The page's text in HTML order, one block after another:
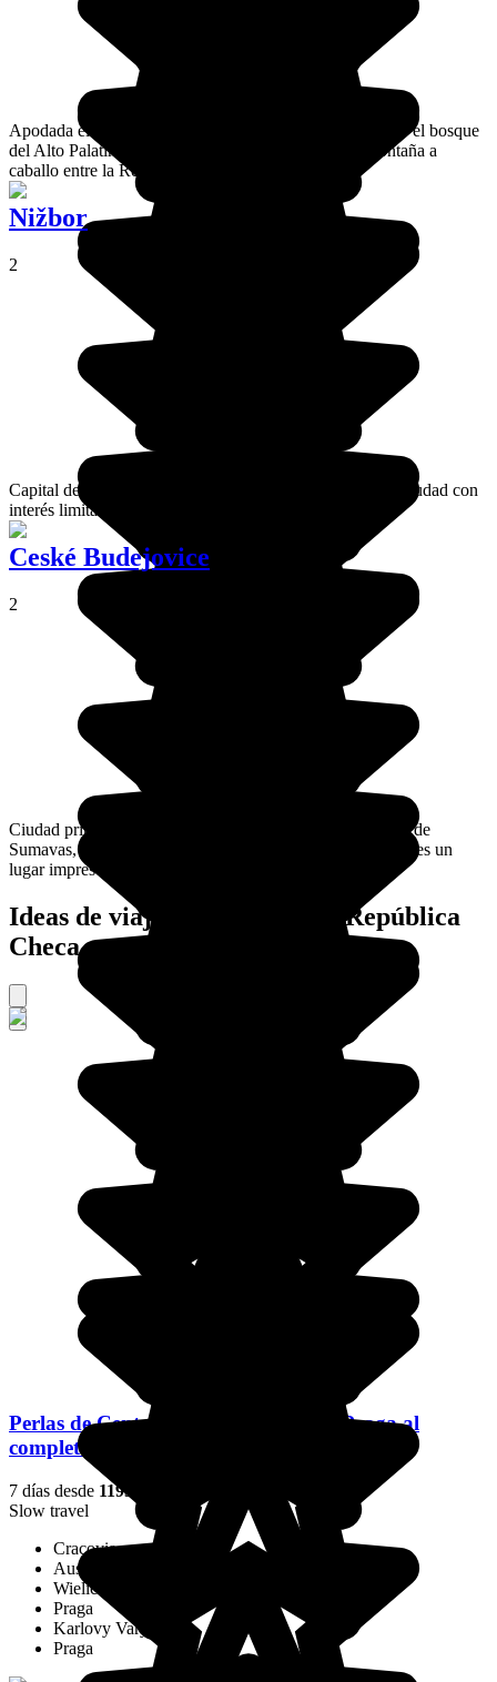
Apodada el bosque de Bohemia en checo, o denominado el bosque
del Alto Palatinado, Cesky es una región de media montaña a
caballo entre la República Checa y Alemania.
Nižbor
2
Capital del cristal de Bohemia, Nizbor es una agradable ciudad con
interés limitado, a no ser el de su fábrica de cristal.
Ceské Budejovice
2
Ciudad principal del sur del país, a la entrada de la región de
Sumavas, Ceské Budejovice es muy agradable, si bien no es un
lugar imprescindible.
Ideas de viajes organizados a República
Checa
Perlas de Centroeuropa: Cracovia y Praga al
completo
7 días desde 1195 €
Slow travel
Cracovia
Auschwitz
Wieliczka
Praga
Karlovy Vary
Praga